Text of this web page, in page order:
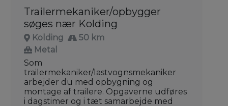
Trailermekaniker/opbygger
søges nær Kolding
Kolding
50 km
Metal
Som
trailermekaniker/lastvognsmekaniker
arbejder du med opbygning og
montage af trailere. Opgaverne udføres
i dagstimer og i tæt samarbejde med